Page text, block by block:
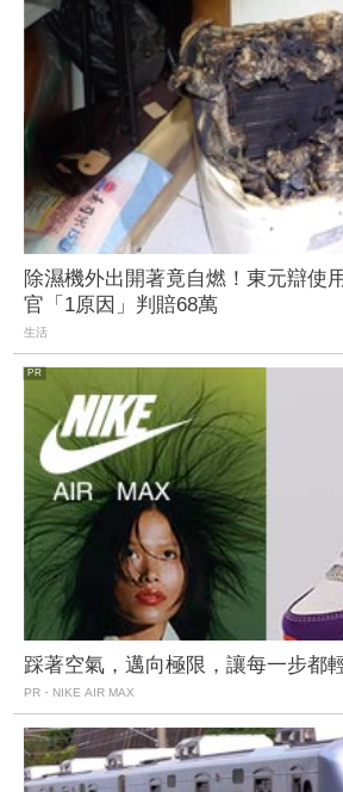
除濕機外出開著竟自燃！東元辯
官「1原因」判賠68萬
生活
踩著空氣，邁向極限，讓每一步都
PR・NIKE AIR MAX